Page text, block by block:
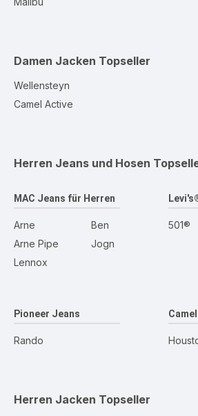
Damen Jacken Topseller
Wellensteyn
Camel Active
Herren Jeans und Hosen
MAC Jeans für Herren
Arne
Arne Pipe
Lennox
Ben
Jogn
501®
Pioneer Jeans
Rando
Herren Jacken Topseller